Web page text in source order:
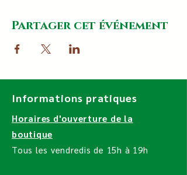
Partager cet événement
Informations pratiques
Horaires d'ouverture de la
boutique
Tous les vendredis de 15h à 19h